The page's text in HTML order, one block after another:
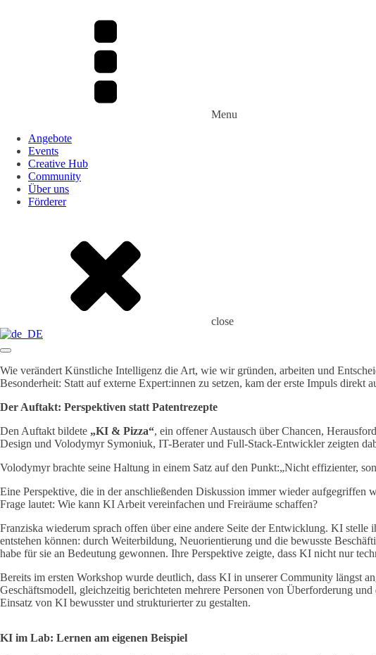
Menu
Angebote
Events
Creative Hub
Community
Über uns
Förderer
close
Wie verändert Künstliche Intelligenz die Art, wie wir gründen, arbeiten und
Besonderheit: Statt auf externe Expert:innen zu setzen, kam der erste Impuls direkt
Der Auftakt: Perspektiven statt Patentrezepte
Den Auftakt bildete „KI & Pizza“, ein offener Austausch über Chancen,
Design und Volodymyr Symoniuk, IT-Berater und Full-Stack-Entwickler zeigten
Volodymyr brachte seine Haltung in einem Satz auf den Punkt:„Nicht effizienter,
Eine Perspektive, die in der anschließenden Diskussion immer wieder
Frage lautet: Wie kann KI Arbeit vereinfachen und Freiräume schaffen?
Franziska wiederum sprach offen über eine andere Seite der Entwicklung. KI
entstehen können: durch Weiterbildung, Neuorientierung und die bewusste
habe für sie an Bedeutung gewonnen. Ihre Perspektive zeigte, dass KI nicht nur
Bereits im ersten Workshop wurde deutlich, dass KI in unserer Community längst
Geschäftsmodell, gleichzeitig berichteten mehrere Personen von Überforderung
Einsatz von KI bewusster und strukturierter zu gestalten.
KI im Lab: Lernen am eigenen Beispiel